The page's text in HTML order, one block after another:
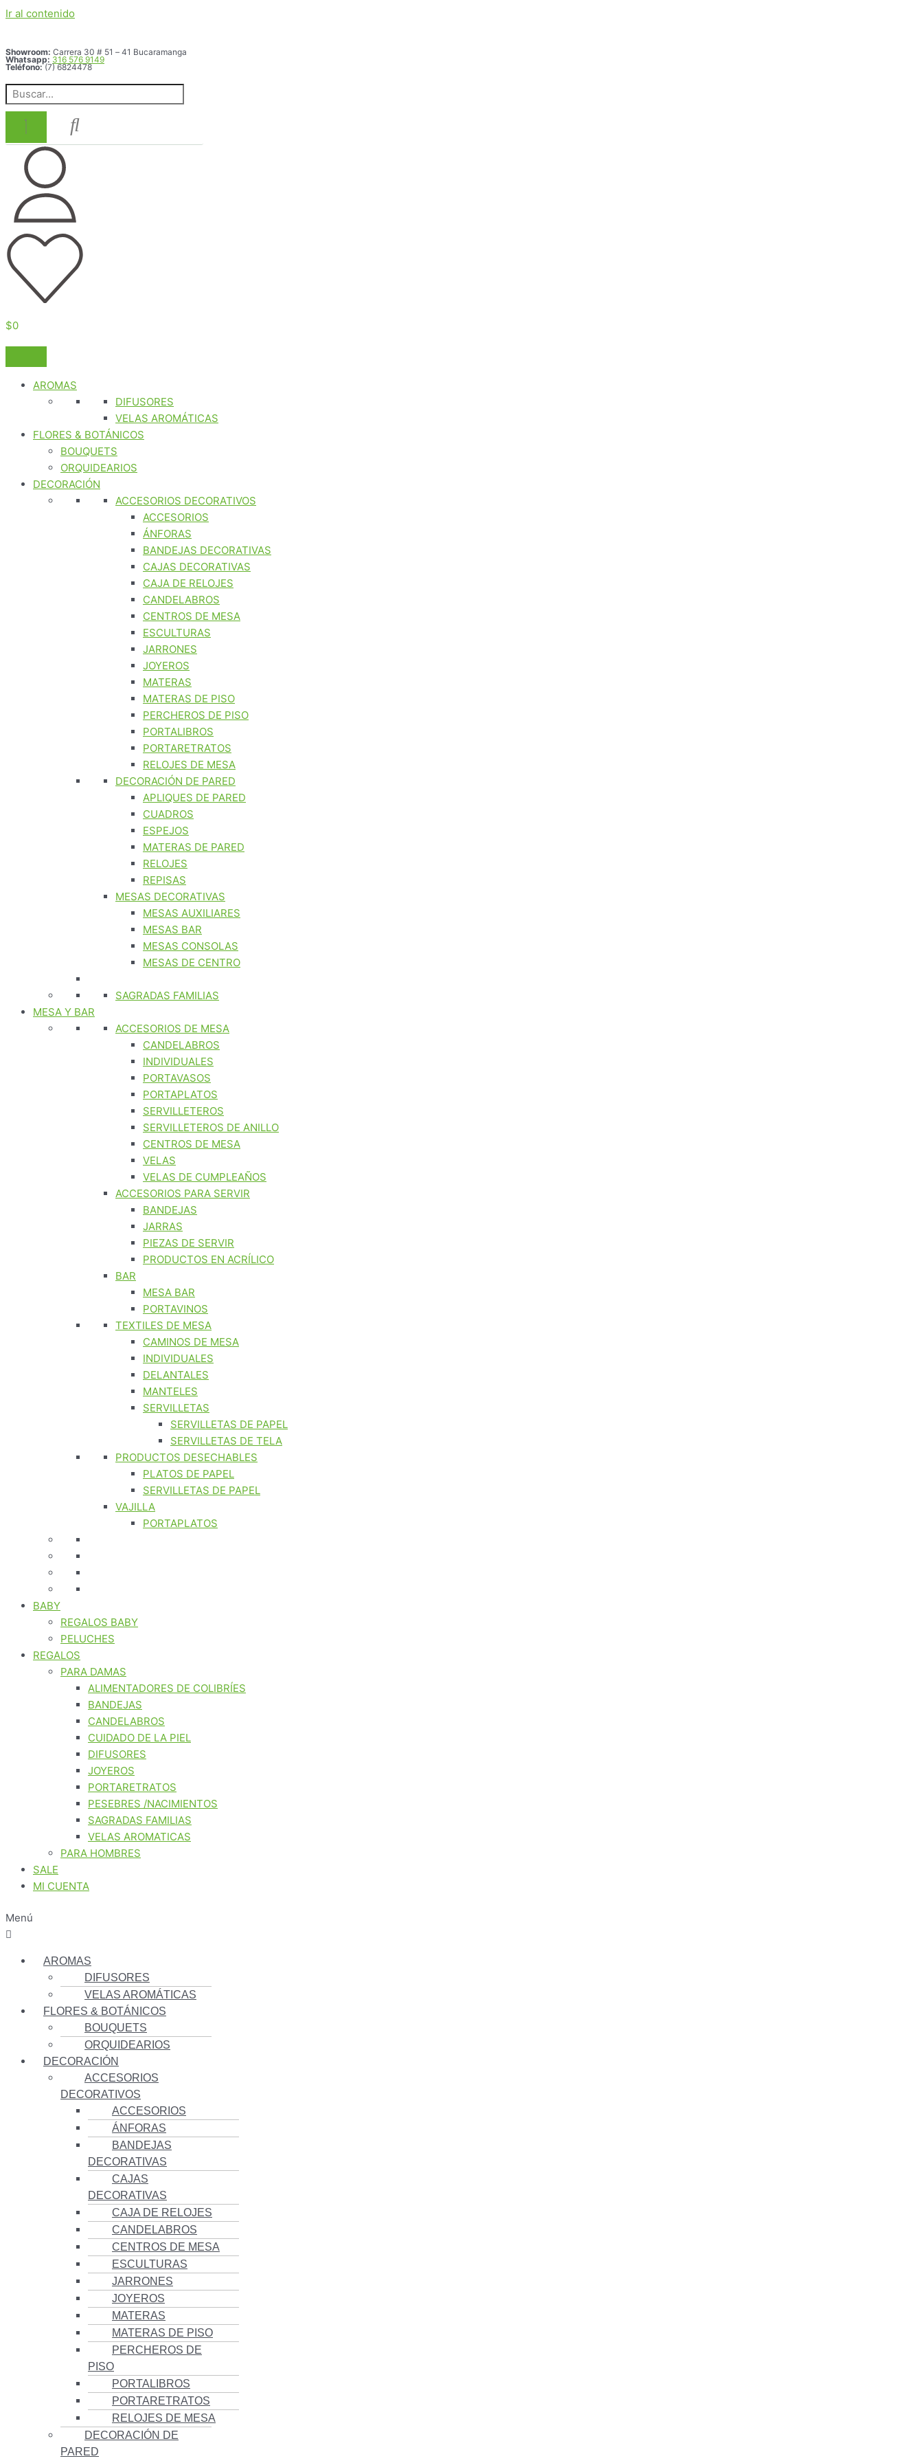
Ir al contenido
Showroom: Carrera 30 # 51 – 41 Bucaramanga
Whatsapp: 316 576 9149
Teléfono: (7) 6824478
$0
AROMAS
DIFUSORES
VELAS AROMÁTICAS
FLORES & BOTÁNICOS
BOUQUETS
ORQUIDEARIOS
DECORACIÓN
ACCESORIOS DECORATIVOS
ACCESORIOS
ÁNFORAS
BANDEJAS DECORATIVAS
CAJAS DECORATIVAS
CAJA DE RELOJES
CANDELABROS
CENTROS DE MESA
ESCULTURAS
JARRONES
JOYEROS
MATERAS
MATERAS DE PISO
PERCHEROS DE PISO
PORTALIBROS
PORTARETRATOS
RELOJES DE MESA
DECORACIÓN DE PARED
APLIQUES DE PARED
CUADROS
ESPEJOS
MATERAS DE PARED
RELOJES
REPISAS
MESAS DECORATIVAS
MESAS AUXILIARES
MESAS BAR
MESAS CONSOLAS
MESAS DE CENTRO
SAGRADAS FAMILIAS
MESA Y BAR
ACCESORIOS DE MESA
CANDELABROS
INDIVIDUALES
PORTAVASOS
PORTAPLATOS
SERVILLETEROS
SERVILLETEROS DE ANILLO
CENTROS DE MESA
VELAS
VELAS DE CUMPLEAÑOS
ACCESORIOS PARA SERVIR
BANDEJAS
JARRAS
PIEZAS DE SERVIR
PRODUCTOS EN ACRÍLICO
BAR
MESA BAR
PORTAVINOS
TEXTILES DE MESA
CAMINOS DE MESA
INDIVIDUALES
DELANTALES
MANTELES
SERVILLETAS
SERVILLETAS DE PAPEL
SERVILLETAS DE TELA
PRODUCTOS DESECHABLES
PLATOS DE PAPEL
SERVILLETAS DE PAPEL
VAJILLA
PORTAPLATOS
BABY
REGALOS BABY
PELUCHES
REGALOS
PARA DAMAS
ALIMENTADORES DE COLIBRÍES
BANDEJAS
CANDELABROS
CUIDADO DE LA PIEL
DIFUSORES
JOYEROS
PORTARETRATOS
PESEBRES /NACIMIENTOS
SAGRADAS FAMILIAS
VELAS AROMATICAS
PARA HOMBRES
SALE
MI CUENTA
Menú
AROMAS
DIFUSORES
VELAS AROMÁTICAS
FLORES & BOTÁNICOS
BOUQUETS
ORQUIDEARIOS
DECORACIÓN
ACCESORIOS
DECORATIVOS
ACCESORIOS
ÁNFORAS
BANDEJAS
DECORATIVAS
CAJAS
DECORATIVAS
CAJA DE RELOJES
CANDELABROS
CENTROS DE MESA
ESCULTURAS
JARRONES
JOYEROS
MATERAS
MATERAS DE PISO
PERCHEROS DE
PISO
PORTALIBROS
PORTARETRATOS
RELOJES DE MESA
DECORACIÓN DE
PARED